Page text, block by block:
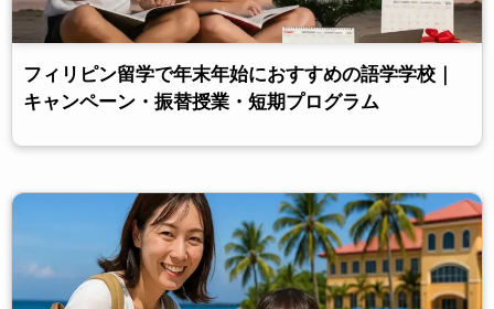
フィリピン留学で年末年始におすすめの語学学校｜
キャンペーン・振替授業・短期プログラム